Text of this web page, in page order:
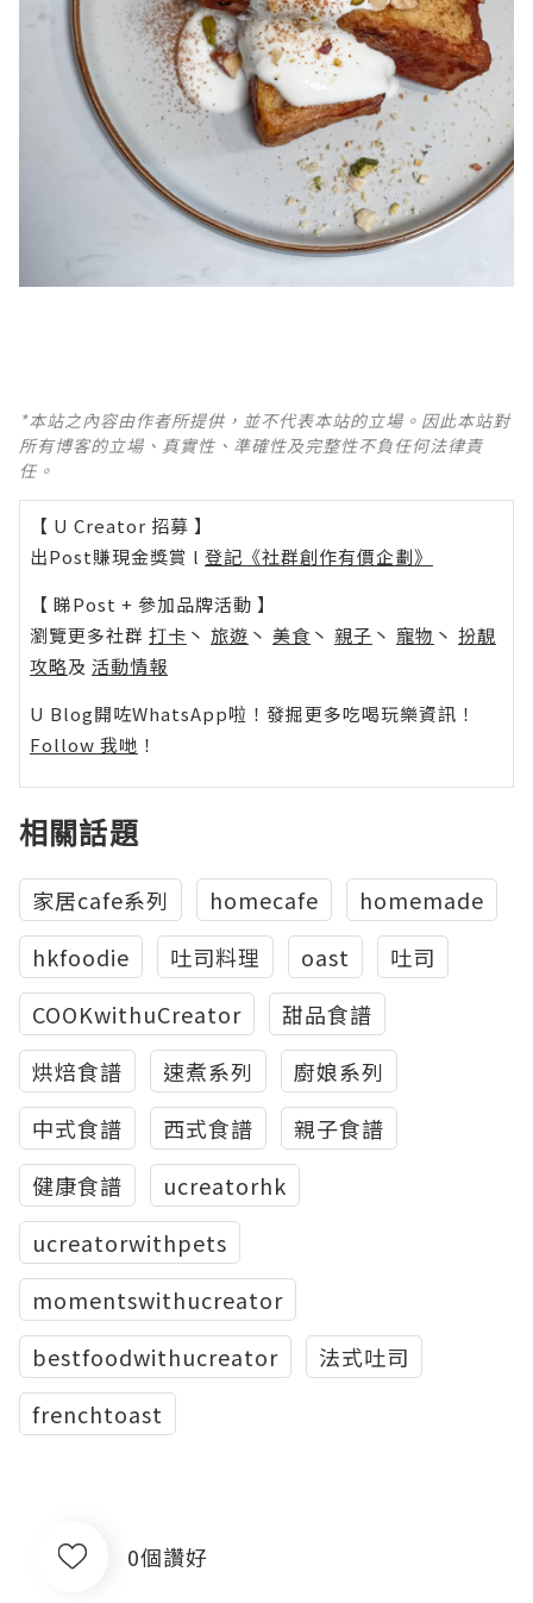
*本站之內容由作者所提供，並不代表本站的立場。因此本站對
所有博客的立場、真實性、準確性及完整性不負任何法律責
任。
【 U Creator 招募 】
出Post賺現金獎賞 l 登記《社群創作有價企劃》
【 睇Post + 參加品牌活動 】
瀏覽更多社群 打卡 丶 旅遊 丶 美食 丶 親子 丶 寵物 丶 扮靚
攻略及 活動情報
U Blog開咗WhatsApp啦！發掘更多吃喝玩樂資訊！
Follow 我哋 ！
相關話題
家居cafe系列 homecafe
homemade
hkfoodie
吐司料理 oast
吐司
COOKwithuCreator
甜品食譜
烘焙食譜
速煮系列
廚娘系列
中式食譜
西式食譜
親子食譜
健康食譜
ucreatorhk
ucreatorwithpets
momentswithucreator
bestfoodwithucreator
法式吐司
frenchtoast
0個讚好